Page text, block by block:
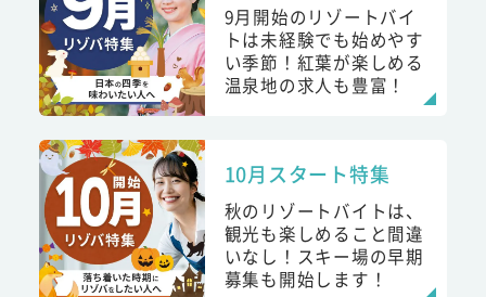
9月開始のリゾートバイ
トは未経験でも始めやす
い季節！紅葉が楽しめる
温泉地の求人も豊富！
10月スタート特集
秋のリゾートバイトは、
観光も楽しめること間違
いなし！スキー場の早期
募集も開始します！